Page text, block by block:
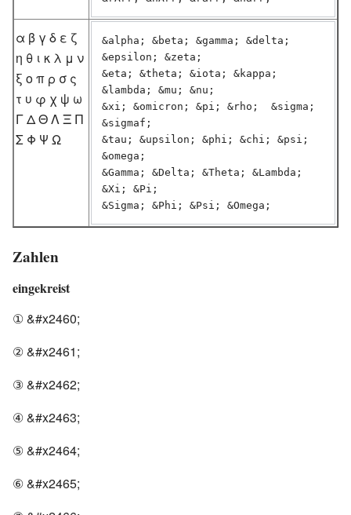
α β γ δ ε ζ
η θ ι κ λ μ ν
ξ ο π ρ σ ς
τ υ φ χ ψ ω
Γ Δ Θ Λ Ξ Π
Σ Φ Ψ Ω
&alpha; &beta; &gamma; &delta;
&epsilon; &zeta;
&eta; &theta; &iota; &kappa;
&lambda; &mu; &nu;
&xi; &omicron; &pi; &rho;  &sigma;
&sigmaf;
&tau; &upsilon; &phi; &chi; &psi;
&omega;
&Gamma; &Delta; &Theta; &Lambda;
&Xi; &Pi;
Zahlen
eingekreist
① &#x2460;
② &#x2461;
③ &#x2462;
④ &#x2463;
⑤ &#x2464;
⑥ &#x2465;